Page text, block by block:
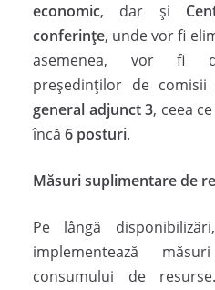
economic, dar și
conferințe, unde vor fi
asemenea, vor fi
președinților de comisii
general adjunct 3, ceea
încă 6 posturi.
Măsuri suplimentare de
Pe lângă
implementează
consumului de